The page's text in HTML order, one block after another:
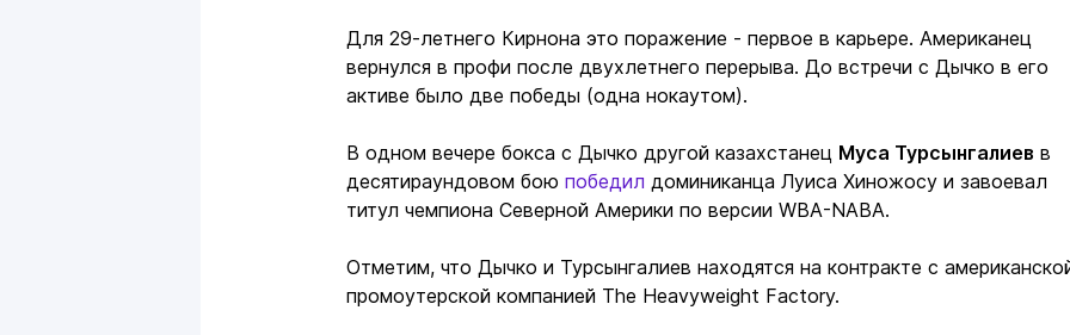
Для 29-летнего Кирнона это поражение - первое в карьере. Американец
вернулся в профи после двухлетнего перерыва. До встречи с Дычко в его
активе было две победы (одна нокаутом).
В одном вечере бокса с Дычко другой казахстанец Муса Турсынгалиев в
десятираундовом бою победил доминиканца Луиса Хиножосу и завоевал
титул чемпиона Северной Америки по версии WBA-NABA.
Отметим, что Дычко и Турсынгалиев находятся на контракте с
промоутерской компанией The Heavyweight Factory.